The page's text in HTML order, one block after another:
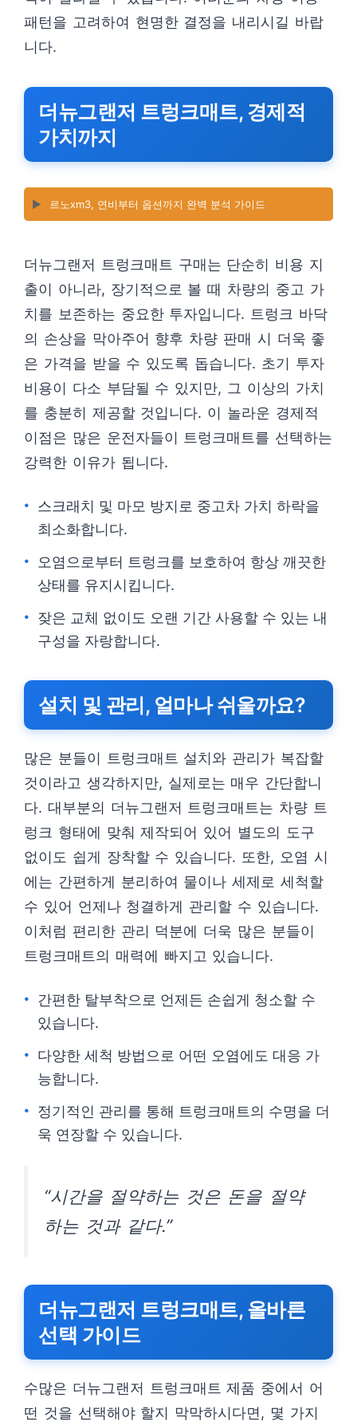
패턴을 고려하여 현명한 결정을 내리시길 바랍
니다.
더뉴그랜저 트렁크매트, 경제적
가치까지
▶️ 르노xm3, 연비부터 옵션까지 완벽 분석 가이드
더뉴그랜저 트렁크매트 구매는 단순히 비용 지
출이 아니라, 장기적으로 볼 때 차량의 중고 가
치를 보존하는 중요한 투자입니다. 트렁크 바닥
의 손상을 막아주어 향후 차량 판매 시 더욱 좋
은 가격을 받을 수 있도록 돕습니다. 초기 투자
비용이 다소 부담될 수 있지만, 그 이상의 가치
를 충분히 제공할 것입니다. 이 놀라운 경제적
이점은 많은 운전자들이 트렁크매트를 선택하는
강력한 이유가 됩니다.
스크래치 및 마모 방지로 중고차 가치 하락을
최소화합니다.
오염으로부터 트렁크를 보호하여 항상 깨끗한
상태를 유지시킵니다.
잦은 교체 없이도 오랜 기간 사용할 수 있는 내
구성을 자랑합니다.
설치 및 관리, 얼마나 쉬울까요?
많은 분들이 트렁크매트 설치와 관리가 복잡할
것이라고 생각하지만, 실제로는 매우 간단합니
다. 대부분의 더뉴그랜저 트렁크매트는 차량 트
렁크 형태에 맞춰 제작되어 있어 별도의 도구
없이도 쉽게 장착할 수 있습니다. 또한, 오염 시
에는 간편하게 분리하여 물이나 세제로 세척할
수 있어 언제나 청결하게 관리할 수 있습니다.
이처럼 편리한 관리 덕분에 더욱 많은 분들이
트렁크매트의 매력에 빠지고 있습니다.
간편한 탈부착으로 언제든 손쉽게 청소할 수
있습니다.
다양한 세척 방법으로 어떤 오염에도 대응 가
능합니다.
정기적인 관리를 통해 트렁크매트의 수명을 더
욱 연장할 수 있습니다.
“시간을 절약하는 것은 돈을 절약
하는 것과 같다.”
더뉴그랜저 트렁크매트, 올바른
선택 가이드
수많은 더뉴그랜저 트렁크매트 제품 중에서 어
떤 것을 선택해야 할지 막막하시다면, 몇 가지